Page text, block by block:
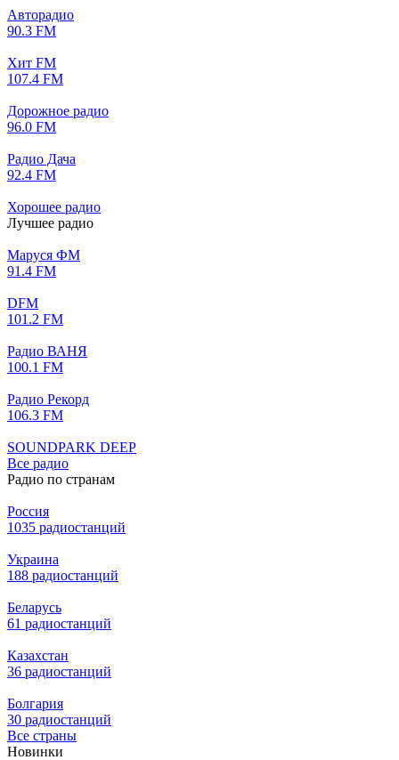
Авторадио
90.3 FM
Хит FM
107.4 FM
Дорожное радио
96.0 FM
Радио Дача
92.4 FM
Хорошее радио
Лучшее радио
Маруся ФМ
91.4 FM
DFM
101.2 FM
Радио ВАНЯ
100.1 FM
Радио Рекорд
106.3 FM
SOUNDPARK DEEP
Все радио
Радио по странам
Россия
1035 радиостанций
Украина
188 радиостанций
Беларусь
61 радиостанций
Казахстан
36 радиостанций
Болгария
30 радиостанций
Все страны
Новинки